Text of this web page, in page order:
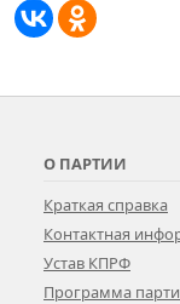
О ПАРТИИ
Краткая справка
Контактная
Устав КПРФ
Программа